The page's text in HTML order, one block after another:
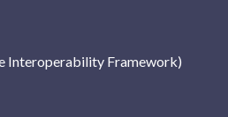
Interoperability Framework)